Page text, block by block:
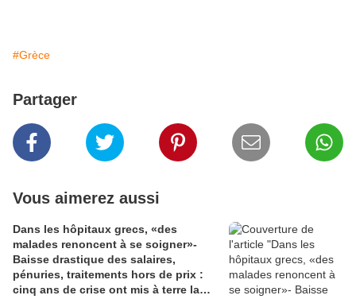
#Grèce
Partager
Vous aimerez aussi
Dans les hôpitaux grecs, «des
malades renoncent à se soigner»-
Baisse drastique des salaires,
pénuries, traitements hors de prix :
cinq ans de crise ont mis à terre la